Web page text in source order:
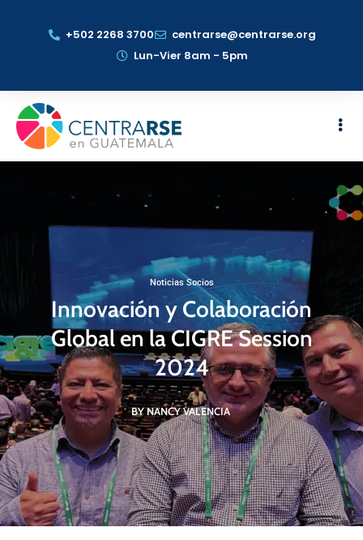
+502 2268 3700
centrarse@centrarse.org
Lun-Vier 8am - 5pm
Noticias Socios
Innovación y Colaboración
Global en la CIGRE Session
2024
BY NANCY VALENCIA